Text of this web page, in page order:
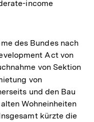
income
des Bundes nach
Act von
von Sektion
von
und den Bau
Wohneinheiten
kürzte die